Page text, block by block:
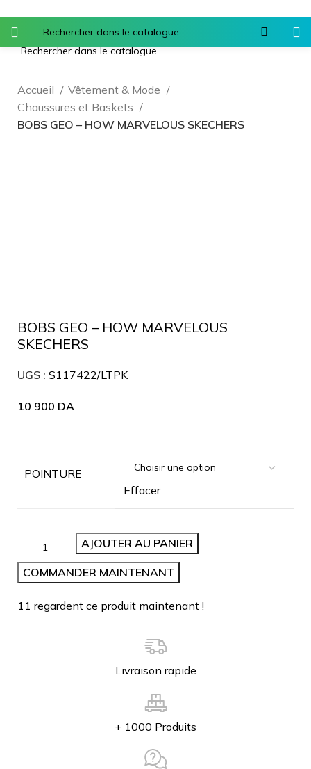
Accueil
Vêtement & Mode
Chaussures et Baskets
BOBS GEO – HOW MARVELOUS SKECHERS
BOBS GEO – HOW MARVELOUS
SKECHERS
UGS : S117422/LTPK
10 900 DA
POINTURE
Effacer
AJOUTER AU PANIER
COMMANDER MAINTENANT
11 regardent ce produit maintenant !
Livraison rapide
+ 1000 Produits